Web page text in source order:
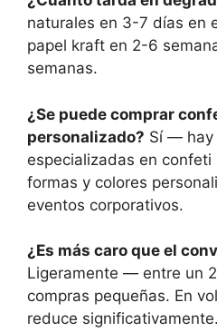
naturales en 3-7 días en
papel kraft en 2-6
semanas.
¿Se puede comprar
personalizado? Sí — hay
especializadas en
formas y colores
eventos corporativos.
¿Es más caro que el
Ligeramente — entre un
compras pequeñas. En
reduce significativamente.